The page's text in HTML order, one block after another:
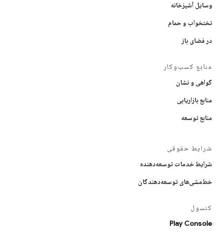
وسایل آشپزخانه
تختخواب و حمام
در فضای باز
منابع کسب‌وکار
گواهی و نشان
منابع بازاریابی
منابع توسعه
شرایط حقوقی
شرایط خدمات توسعه‌دهنده
خط‌مشی‌های توسعه‌دهندگان
کنسول
Play Console